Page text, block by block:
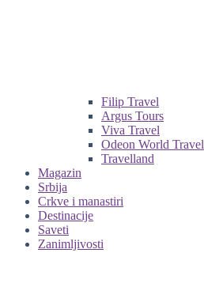
Filip Travel
Argus Tours
Viva Travel
Odeon World Travel
Travelland
Magazin
Srbija
Crkve i manastiri
Destinacije
Saveti
Zanimljivosti